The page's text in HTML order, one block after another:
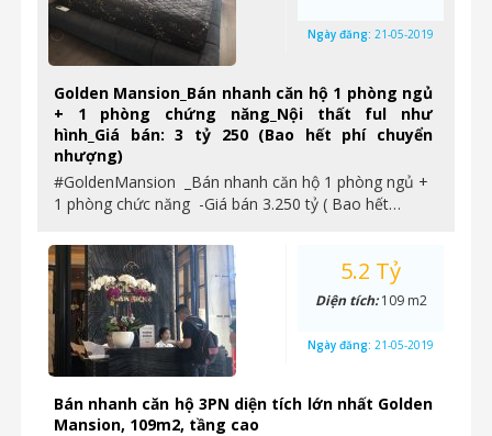
Golden Mansion_Bán nhanh căn hộ 1 phòng ngủ
+ 1 phòng chứng năng_Nội thất ful như
hình_Giá bán: 3 tỷ 250 (Bao hết phí chuyển
nhượng)
#GoldenMansion _Bán nhanh căn hộ 1 phòng ngủ +
1 phòng chức năng -Giá bán 3.250 tỷ ( Bao hết…
Ngày đăng: 21-05-2019
Bán nhanh căn hộ 3PN diện tích lớn nhất Golden
Mansion, 109m2, tầng cao
5.2 Tỷ
Diện tích:109 m2
Ngày đăng: 21-05-2019